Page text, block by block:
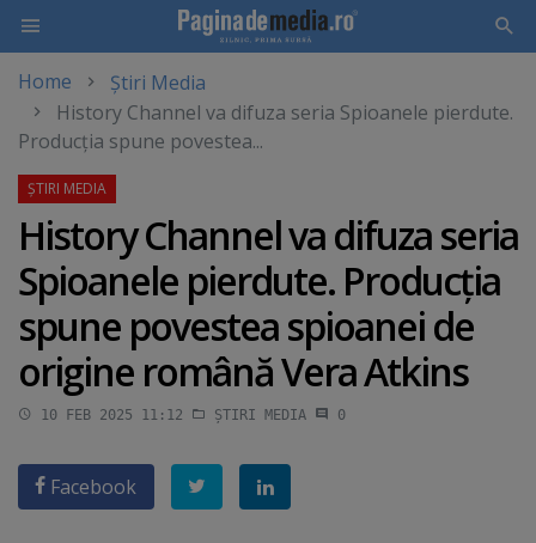
main
content
Home
Știri Media
History Channel va difuza seria Spioanele pierdute.
Producţia spune povestea...
History Channel va difuza seria
Spioanele pierdute. Producţia
spune povestea spioanei de
origine română Vera Atkins
10 FEB 2025 11:12 ȘTIRI MEDIA 0
Facebook